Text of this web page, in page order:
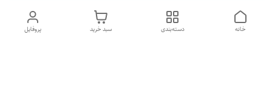
پروفایل سبد خرید دسته‌بندی خانه